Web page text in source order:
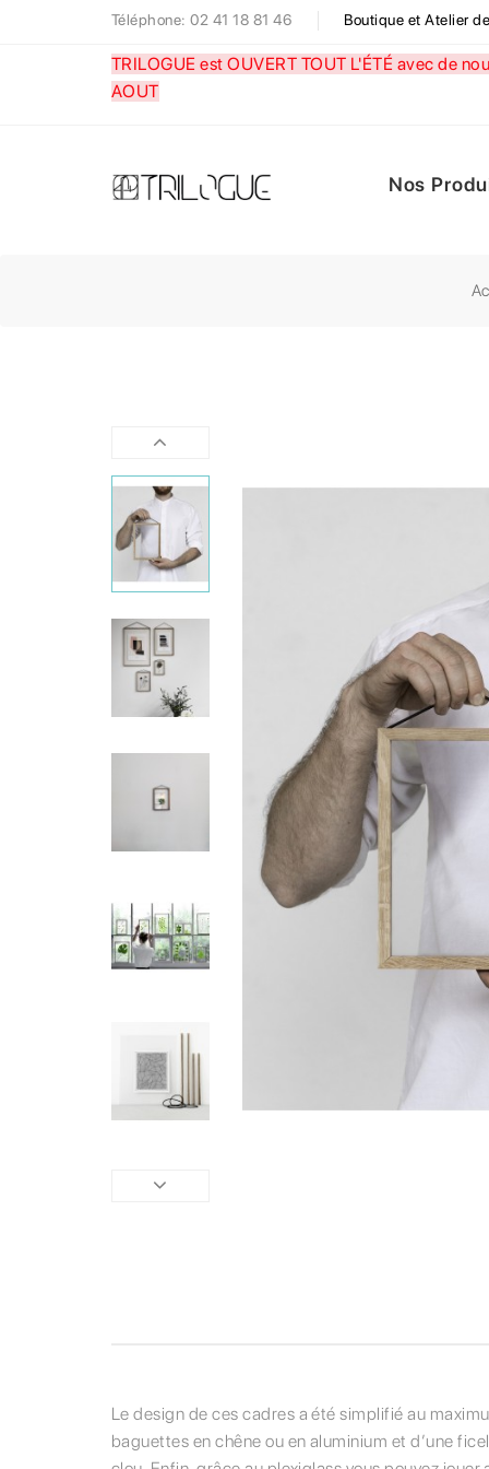
Téléphone: 02 41 18 81 46 Boutique et Atelier
TRILOGUE est OUVERT TOUT L'ÉTÉ avec de
AOUT
Nos
Le design de ces cadres a été simplifié au
baguettes en chêne ou en aluminium et d’une